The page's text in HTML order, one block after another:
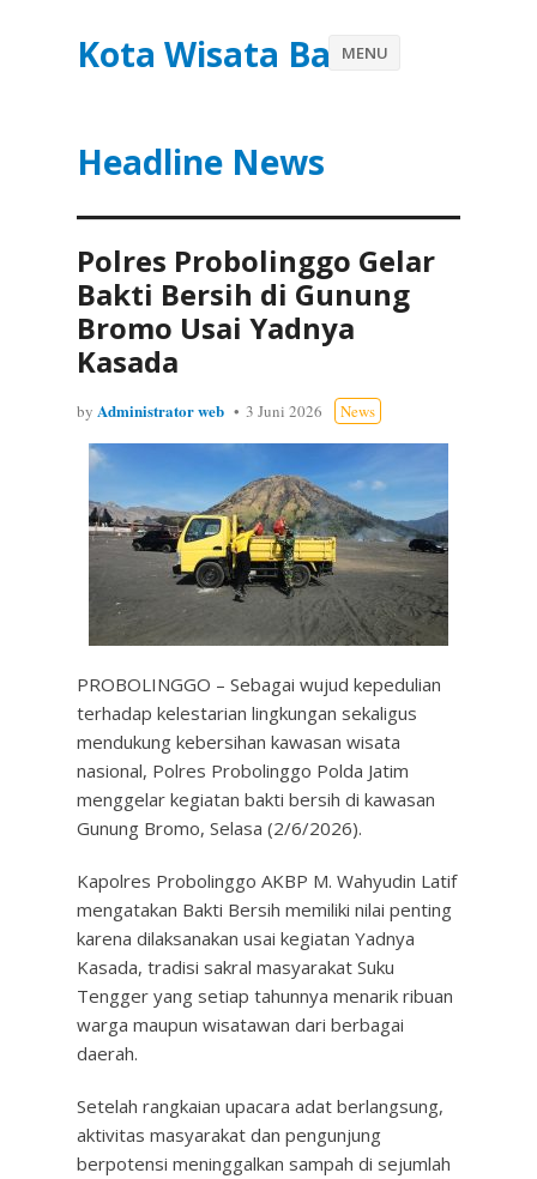
Kota Wisata Batu
Headline News
MENU
Polres Probolinggo Gelar
Bakti Bersih di Gunung
Bromo Usai Yadnya
Kasada
by Administrator web 3 Juni 2026 News
PROBOLINGGO – Sebagai wujud kepedulian
terhadap kelestarian lingkungan sekaligus
mendukung kebersihan kawasan wisata
nasional, Polres Probolinggo Polda Jatim
menggelar kegiatan bakti bersih di kawasan
Gunung Bromo, Selasa (2/6/2026).
Kapolres Probolinggo AKBP M. Wahyudin Latif
mengatakan Bakti Bersih memiliki nilai penting
karena dilaksanakan usai kegiatan Yadnya
Kasada, tradisi sakral masyarakat Suku
Tengger yang setiap tahunnya menarik ribuan
warga maupun wisatawan dari berbagai
daerah.
Setelah rangkaian upacara adat berlangsung,
aktivitas masyarakat dan pengunjung
berpotensi meninggalkan sampah di sejumlah